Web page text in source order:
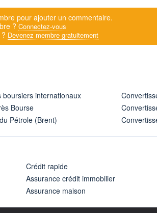
pour ajouter un commentaire.
? Connectez-vous
Devenez membre gratuitement
boursiers internationaux
Bourse
Pétrole (Brent)
Crédit rapide
Assurance crédit immobilier
Assurance maison